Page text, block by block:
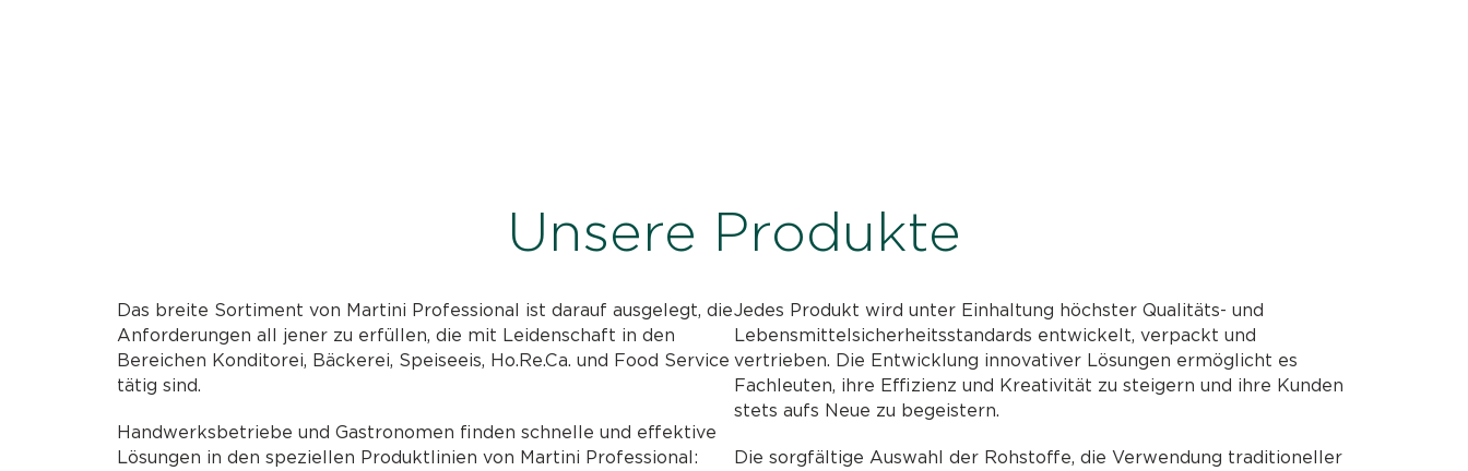
Unsere Produkte
Das breite Sortiment von Martini Professional ist darauf ausgelegt, die
Anforderungen all jener zu erfüllen, die mit Leidenschaft in den
Bereichen Konditorei, Bäckerei, Speiseeis, Ho.Re.Ca. und Food Service
tätig sind.
Handwerksbetriebe und Gastronomen finden schnelle und effektive
Lösungen in den speziellen Produktlinien von Martini Professional:
Jedes Produkt wird unter Einhaltung höchster Qualitäts- und
Lebensmittelsicherheitsstandards entwickelt, verpackt und
vertrieben. Die Entwicklung innovativer Lösungen ermöglicht es
Fachleuten, ihre Effizienz und Kreativität zu steigern und ihre Kunden
stets aufs Neue zu begeistern.
Die sorgfältige Auswahl der Rohstoffe, die Verwendung traditioneller